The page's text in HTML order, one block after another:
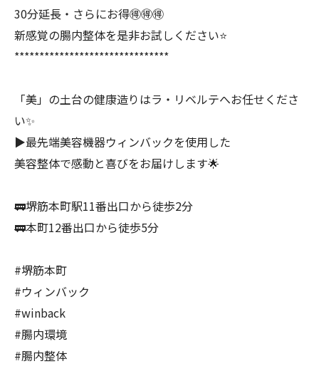
30分延長・さらにお得🉐🉐🉐
新感覚の腸内整体を是非お試しください⭐️
*******************************
「美」の土台の健康造りはラ・リベルテへお任せくださ
い✨
▶︎最先端美容機器ウィンバックを使用した
美容整体で感動と喜びをお届けします🌟
🚃堺筋本町駅11番出口から徒歩2分
🚃本町12番出口から徒歩5分
#堺筋本町
#ウィンバック
#winback
#腸内環境
#腸内整体